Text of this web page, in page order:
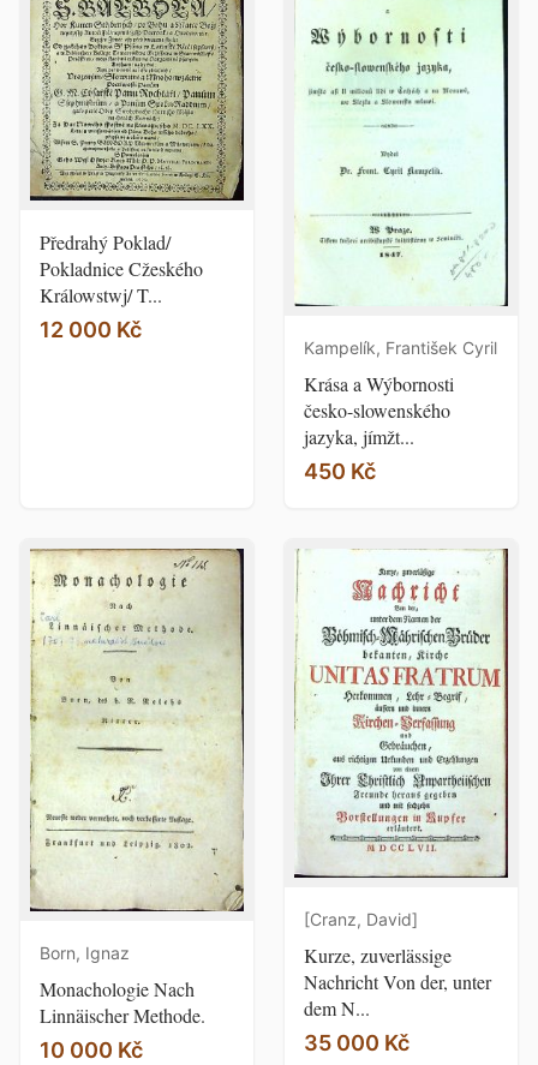
Předrahý Poklad/
Pokladnice Cžeského
Králowstwj/ T...
12 000 Kč
Kampelík, František Cyril
Krása a Wýbornosti
česko-slowenského
jazyka, jímžt...
450 Kč
Born, Ignaz
Monachologie Nach
Linnäischer Methode.
10 000 Kč
[Cranz, David]
Kurze, zuverlässige
Nachricht Von der, unter
dem N...
35 000 Kč